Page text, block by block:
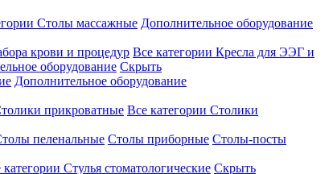
Столы массажные Дополнительное оборудование
крови и процедур Все категории Кресла для ЭЭГ и
оборудование Скрыть
Дополнительное оборудование
прикроватные Все категории Столики
пеленальные Столы приборные Столы-посты
категории Стулья стоматологические Скрыть